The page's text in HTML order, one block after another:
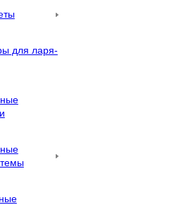
для ларя-